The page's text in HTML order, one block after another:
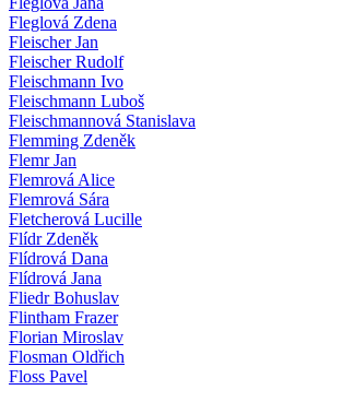
Fleglová Zdena
Fleischer Jan
Fleischer Rudolf
Fleischmann Ivo
Fleischmann Luboš
Fleischmannová Stanislava
Flemming Zdeněk
Flemr Jan
Flemrová Alice
Flemrová Sára
Fletcherová Lucille
Flídr Zdeněk
Flídrová Dana
Flídrová Jana
Fliedr Bohuslav
Flintham Frazer
Florian Miroslav
Flosman Oldřich
Floss Pavel